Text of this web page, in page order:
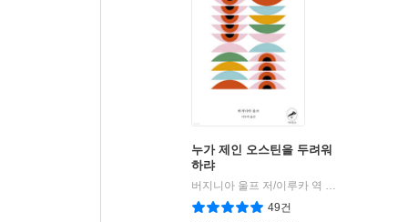
누가 제인 오스틴을 두려워
하랴
버지니아 울프 저/이루카 역 | 아티초크
49건